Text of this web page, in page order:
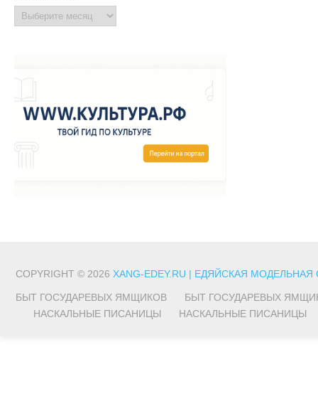
Архивы
COPYRIGHT © 2026 XANG-EDEY.RU | ЕДЯЙСКАЯ
БЫТ ГОСУДАРЕВЫХ ЯМЩИКОВ
БЫТ ГОСУДАРЕВЫХ
НАСКАЛЬНЫЕ ПИСАНИЦЫ
НАСКАЛЬНЫЕ ПИСАНИЦЫ